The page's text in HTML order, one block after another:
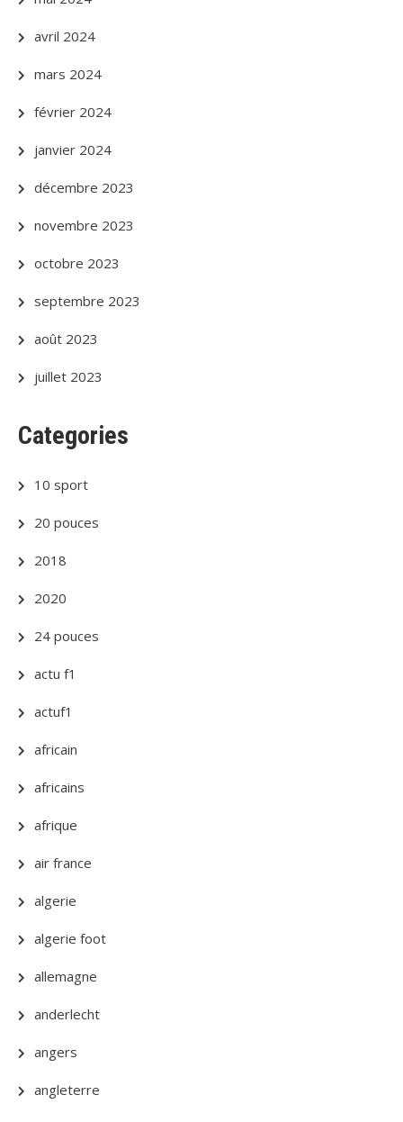
avril 2024
mars 2024
février 2024
janvier 2024
décembre 2023
novembre 2023
octobre 2023
septembre 2023
août 2023
juillet 2023
Categories
10 sport
20 pouces
2018
2020
24 pouces
actu f1
actuf1
africain
africains
afrique
air france
algerie
algerie foot
allemagne
anderlecht
angers
angleterre